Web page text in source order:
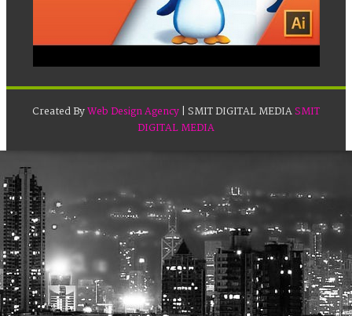
Created ByWeb Design Agency| SMIT DIGITAL MEDIASMIT
DIGITAL MEDIA